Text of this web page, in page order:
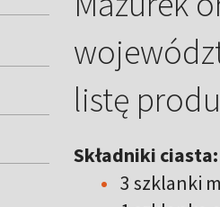
listę
Składniki ciasta:
3 szklanki